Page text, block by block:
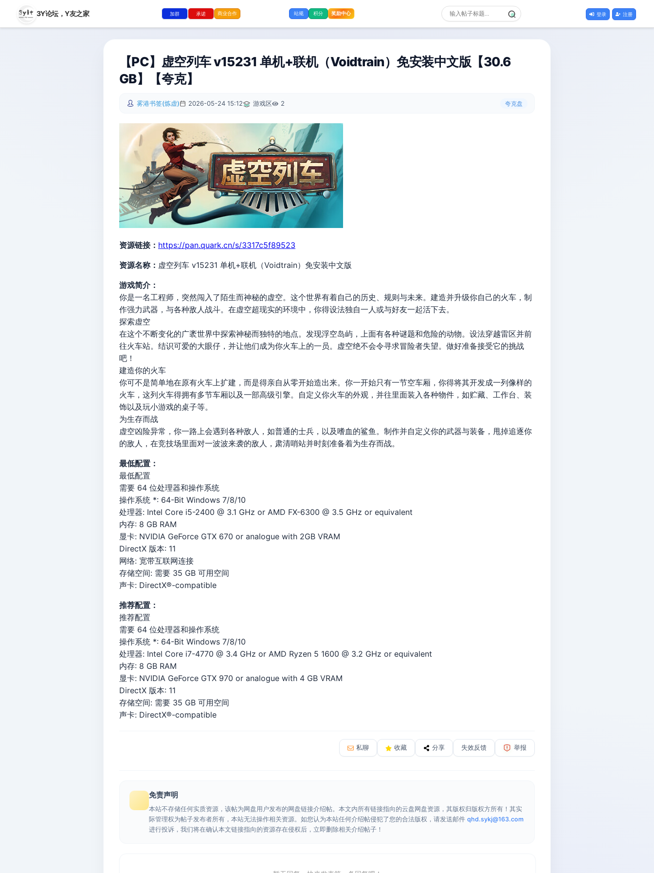
3Y论坛，Y友之家 加群 承诺 商业合作 站规 积分 奖励中心 登录 注册
【PC】虚空列车 v15231 单机+联机（Voidtrain）免安装中文版【30.6
GB】【夸克】
雾港书签(炼虚) 2026-05-24 15:12 游戏区 2 夸克盘
资源链接： https://pan.quark.cn/s/3317c5f89523
资源名称： 虚空列车 v15231 单机+联机（Voidtrain）免安装中文版
游戏简介：
你是一名工程师，突然闯入了陌生而神秘的虚空。这个世界有着自己的历史、规则与未来。建造并升级你自己的火车，制
作强力武器，与各种敌人战斗。在虚空超现实的环境中，你得设法独自一人或与好友一起活下去。
探索虚空
在这个不断变化的广袤世界中探索神秘而独特的地点。发现浮空岛屿，上面有各种谜题和危险的动物。设法穿越雷区并前
往火车站。结识可爱的大眼仔，并让他们成为你火车上的一员。虚空绝不会令寻求冒险者失望。做好准备接受它的挑战
吧！
建造你的火车
你可不是简单地在原有火车上扩建，而是得亲自从零开始造出来。你一开始只有一节空车厢，你得将其开发成一列像样的
火车，这列火车得拥有多节车厢以及一部高级引擎。自定义你火车的外观，并往里面装入各种物件，如贮藏、工作台、装
饰以及玩小游戏的桌子等。
为生存而战
虚空凶险异常，你一路上会遇到各种敌人，如普通的士兵，以及嗜血的鲨鱼。制作并自定义你的武器与装备，甩掉追逐你
的敌人，在竞技场里面对一波波来袭的敌人，肃清哨站并时刻准备着为生存而战。
最低配置：
最低配置
需要 64 位处理器和操作系统
操作系统 *: 64-Bit Windows 7/8/10
处理器: Intel Core i5-2400 @ 3.1 GHz or AMD FX-6300 @ 3.5 GHz or equivalent
内存: 8 GB RAM
显卡: NVIDIA GeForce GTX 670 or analogue with 2GB VRAM
DirectX 版本: 11
网络: 宽带互联网连接
存储空间: 需要 35 GB 可用空间
声卡: DirectX®-compatible
推荐配置：
推荐配置
需要 64 位处理器和操作系统
操作系统 *: 64-Bit Windows 7/8/10
处理器: Intel Core i7-4770 @ 3.4 GHz or AMD Ryzen 5 1600 @ 3.2 GHz or equivalent
内存: 8 GB RAM
显卡: NVIDIA GeForce GTX 970 or analogue with 4 GB VRAM
DirectX 版本: 11
存储空间: 需要 35 GB 可用空间
声卡: DirectX®-compatible
私聊 收藏 分享 失效反馈 举报
免责声明
本站不存储任何实质资源，该帖为网盘用户发布的网盘链接介绍帖。本文内所有链接指向的云盘网盘资源，其版权归版权方所有！其实
际管理权为帖子发布者所有，本站无法操作相关资源。如您认为本站任何介绍帖侵犯了您的合法版权，请发送邮件 qhd.sykj@163.com
进行投诉，我们将在确认本文链接指向的资源存在侵权后，立即删除相关介绍帖子！